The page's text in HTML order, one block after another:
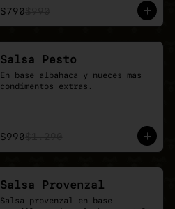
$790
Salsa Pesto
En base albahaca y nueces mas
condimentos extras.
$990
Salsa Provenzal
Salsa provenzal en base